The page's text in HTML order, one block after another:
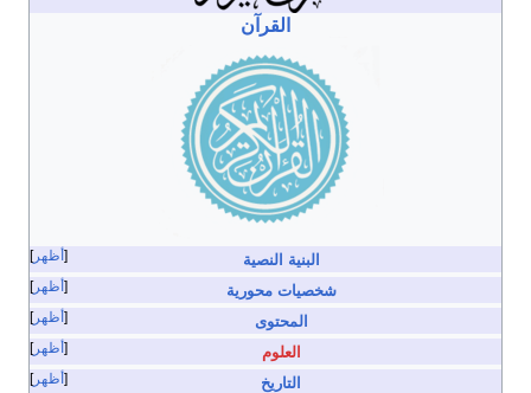
القرآن
أظهر البنية النصية
أظهر شخصيات محورية
أظهر المحتوى
أظهر العلوم
أظهر التاريخ